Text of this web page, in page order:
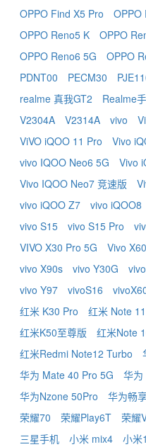
OPPO Find X5 Pro
OPPO
OPPO Reno5 K
OPPO
OPPO Reno6 5G
OPPO
PDNT00
PECM30
realme 真我GT2
Realme
V2304A
V2314A vivo
ViVO iQOO 11 Pro
Vivo
vivo IQOO Neo6 5G
Vivo
Vivo IQOO Neo7 竞速版
vivo iQOO Z7
vivo iQOO8
vivo S15
vivo S15 Pro
VIVO X30 Pro 5G
Vivo X60
vivo X90s
vivo Y30G
vivo Y97
vivoS16
红米 K30 Pro
红米 Note
红米K50至尊版
红米Note
红米Redmi Note12 Turbo
华为 Mate 40 Pro 5G
华为
华为Nzone 50Pro
华为畅
荣耀70
荣耀Play6T 荣耀
三星手机
小米 mix4 小米